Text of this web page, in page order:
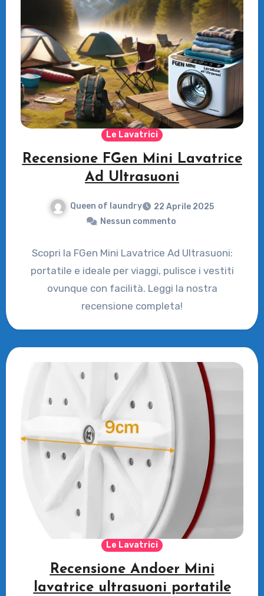
Le Lavatrici
Recensione FGen Mini Lavatrice
Ad Ultrasuoni
Queen of laundry
22 Aprile 2025
Nessun commento
Scopri la FGen Mini Lavatrice Ad Ultrasuoni:
portatile e ideale per viaggi, pulisce i vestiti
ovunque con facilità. Leggi la nostra
recensione completa!
Le Lavatrici
Recensione Andoer Mini
lavatrice ultrasuoni portatile